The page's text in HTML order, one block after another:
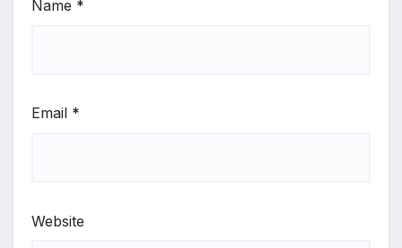
Name *
Email *
Website